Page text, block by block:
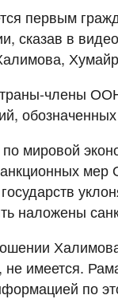
первым
сказав в
члены
обозначенных
мировой
мер
наложены
имеется.
по